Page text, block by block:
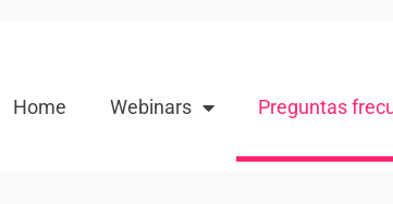
Home Webinars Preguntas